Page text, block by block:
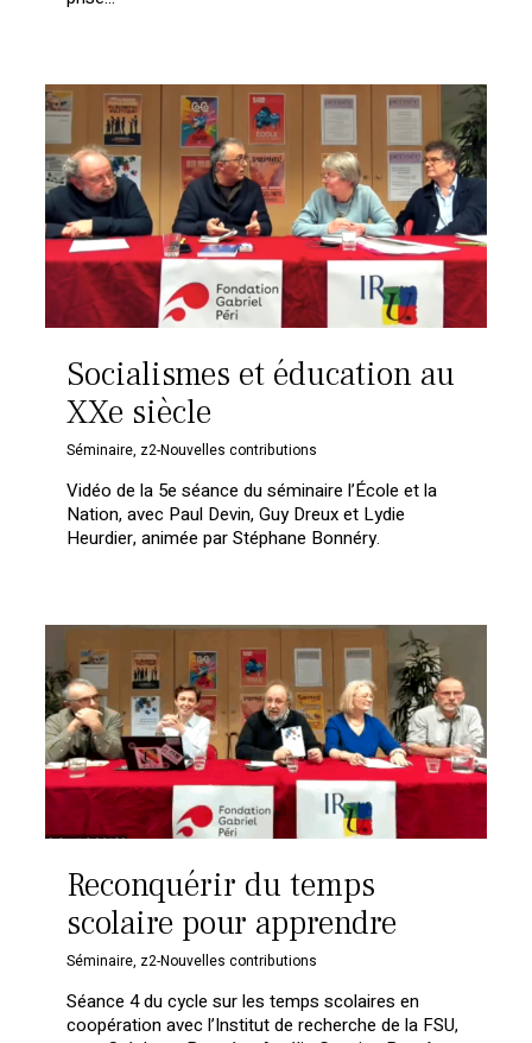
Socialismes et éducation au
XXe siècle
Séminaire, z2-Nouvelles contributions
Vidéo de la 5e séance du séminaire l’École et la
Nation, avec Paul Devin, Guy Dreux et Lydie
Heurdier, animée par Stéphane Bonnéry.
Reconquérir du temps
scolaire pour apprendre
Séminaire, z2-Nouvelles contributions
Séance 4 du cycle sur les temps scolaires en
coopération avec l’Institut de recherche de la FSU,